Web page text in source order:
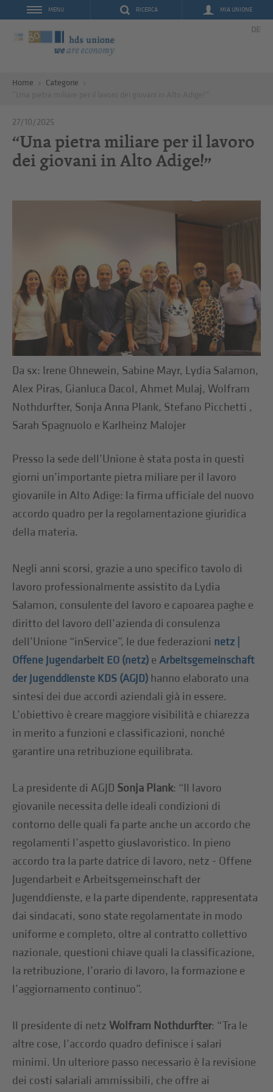
RICERCA MIA UNIONE
MENU
DE
Home
Categorie
27/10/2025
“Una pietra miliare per il lavoro
dei giovani in Alto Adige!”
Da sx: Irene Ohnewein, Sabine Mayr, Lydia Salamon,
Alex Piras, Gianluca Dacol, Ahmet Mulaj, Wolfram
Nothdurfter, Sonja Anna Plank, Stefano Picchetti ,
Sarah Spagnuolo e Karlheinz Malojer
Presso la sede dell’Unione è stata posta in questi
giorni un’importante pietra miliare per il lavoro
giovanile in Alto Adige: la firma ufficiale del nuovo
accordo quadro per la regolamentazione giuridica
della materia.
Negli anni scorsi, grazie a uno specifico tavolo di
lavoro professionalmente assistito da Lydia
Salamon, consulente del lavoro e capoarea paghe e
diritto del lavoro dell’azienda di consulenza
dell’Unione “inService”, le due federazioni netz |
Offene Jugendarbeit EO (netz) e Arbeitsgemeinschaft
der Jugenddienste KDS (AGJD) hanno elaborato una
sintesi dei due accordi aziendali già in essere.
L’obiettivo è creare maggiore visibilità e chiarezza
in merito a funzioni e classificazioni, nonché
garantire una retribuzione equilibrata.
La presidente di AGJD Sonja Plank: “Il lavoro
giovanile necessita delle ideali condizioni di
contorno delle quali fa parte anche un accordo che
regolamenti l’aspetto giuslavoristico. In pieno
accordo tra la parte datrice di lavoro, netz - Offene
Jugendarbeit e Arbeitsgemeinschaft der
Jugenddienste, e la parte dipendente, rappresentata
dai sindacati, sono state regolamentate in modo
uniforme e completo, oltre al contratto collettivo
nazionale, questioni chiave quali la classificazione,
la retribuzione, l’orario di lavoro, la formazione e
l’aggiornamento continuo”.
Il presidente di netzWolfram Nothdurfter: “Tra le
altre cose, l’accordo quadro definisce i salari
minimi. Un ulteriore passo necessario è la revisione
dei costi salariali ammissibili, che offre ai